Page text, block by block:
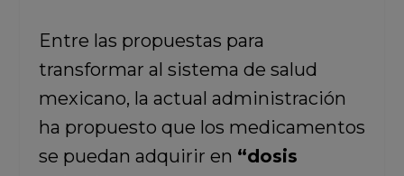
Entre las propuestas para
transformar al sistema de salud
mexicano, la actual administración
ha propuesto que los medicamentos
se puedan adquirir en “dosis